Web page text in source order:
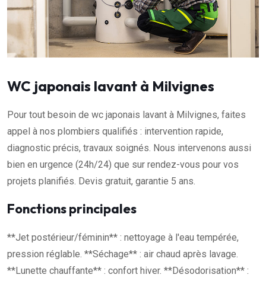
WC japonais lavant à Milvignes
Pour tout besoin de wc japonais lavant à Milvignes, faites
appel à nos plombiers qualifiés : intervention rapide,
diagnostic précis, travaux soignés. Nous intervenons aussi
bien en urgence (24h/24) que sur rendez-vous pour vos
projets planifiés. Devis gratuit, garantie 5 ans.
Fonctions principales
**Jet postérieur/féminin** : nettoyage à l'eau tempérée,
pression réglable. **Séchage** : air chaud après lavage.
**Lunette chauffante** : confort hiver. **Désodorisation** :